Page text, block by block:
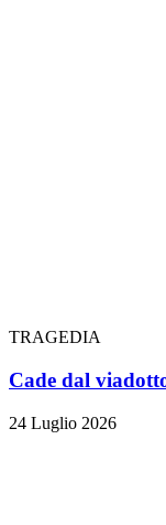
TRAGEDIA
Cade dal
24 Luglio 2026